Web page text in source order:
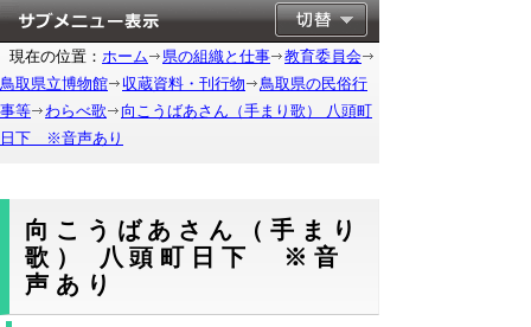
現在の位置： ホーム 県の組織と仕事
教育委員会
鳥取県立博物館
収蔵資料・刊行物
鳥取県の民俗行
事等
わらべ歌
向こうばあさん（手まり歌） 八頭町
日下 ※音声あり
向こうばあさん（手まり
歌） 八頭町日下 ※音
声あり